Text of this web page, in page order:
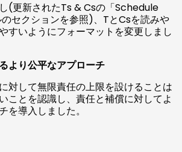
(更新されたTs & Csの「Schedule
セクションを参照)、TとCsを読みや
すいようにフォーマットを変更しまし
より公平なアプローチ
対して無限責任の上限を設けることは
ことを認識し、責任と補償に対してよ
を導入しました。